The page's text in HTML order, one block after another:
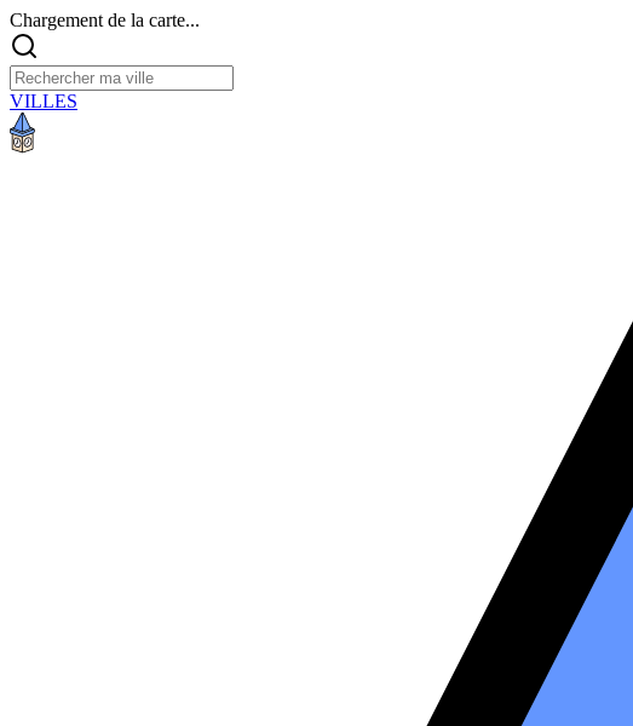
Chargement de la carte...
VILLES